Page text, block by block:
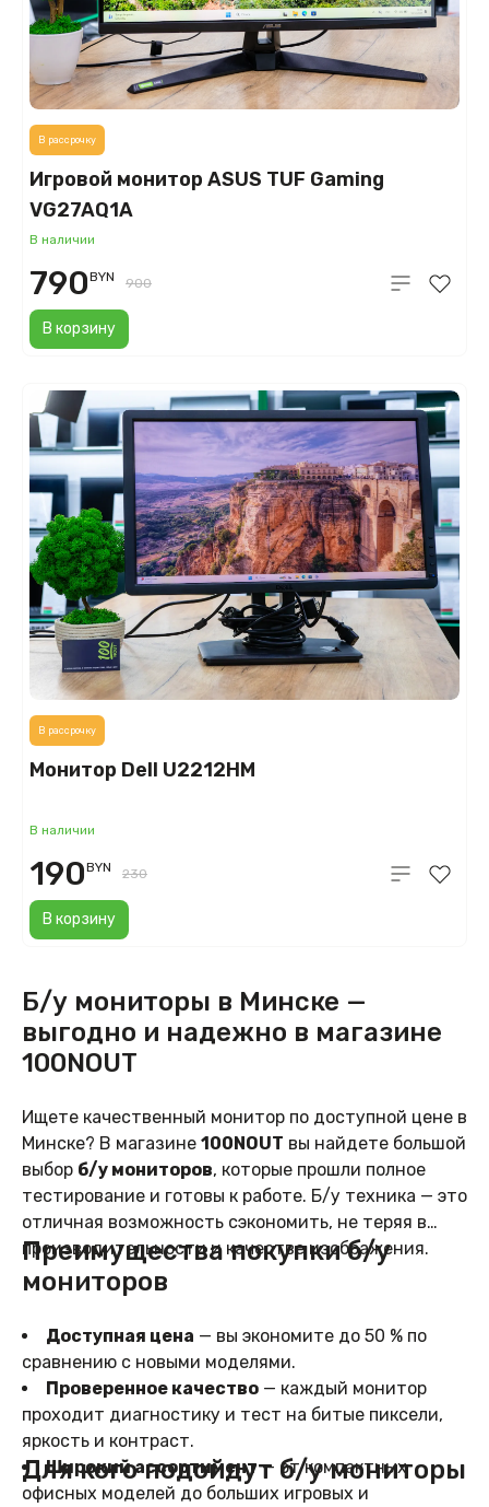
Игровой монитор ASUS TUF Gaming
VG27AQ1A
В наличии
В корзину
В рассрочку
790BYN 900
Монитор Dell U2212HM
В наличии
В корзину
В рассрочку
190BYN 230
Б/у мониторы в Минске —
выгодно и надежно в магазине
100NOUT
Ищете качественный монитор по доступной цене в
Минске? В магазине 100NOUT вы найдете большой
выбор б/у мониторов, которые прошли полное
тестирование и готовы к работе. Б/у техника — это
отличная возможность сэкономить, не теряя в
производительности и качестве изображения.
Преимущества покупки б/у
мониторов
Доступная цена — вы экономите до 50 % по
сравнению с новыми моделями.
Проверенное качество — каждый монитор
проходит диагностику и тест на битые пиксели,
яркость и контраст.
Широкий ассортимент— от компактных
офисных моделей до больших игровых и
Для кого подойдут б/у мониторы